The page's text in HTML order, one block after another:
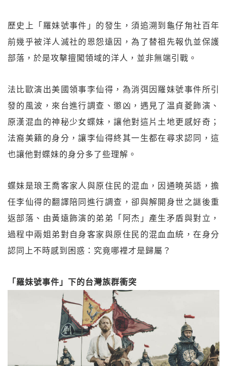
歷史上「羅妹號事件」的發生，須追溯到龜仔甪社百年
前幾乎被洋人滅社的恩怨遠因，為了替祖先報仇並保護
部落，於是攻擊擅闖領域的洋人，並非無端引戰。
法比歐演出美國領事李仙得，為消弭因羅妹號事件所引
發的風波，來台進行調查、懲凶，遇見了温貞菱飾演、
原漢混血的神秘少女蝶妹，讓他對這片土地更感好奇；
法裔美籍的身分，讓李仙得終其一生都在尋求認同，這
也讓他對蝶妹的身分多了些理解。
蝶妹是琅王喬客家人與原住民的混血，因通曉英語，擔
任李仙得的翻譯陪同進行調查，卻與解開身世之謎後重
返部落、由黃遠飾演的弟弟「阿杰」產生矛盾與對立，
過程中兩姐弟對自身客家與原住民的混血血統，在身分
認同上不時感到困惑：究竟哪裡才是歸屬？
「羅妹號事件」下的台灣族群衝突